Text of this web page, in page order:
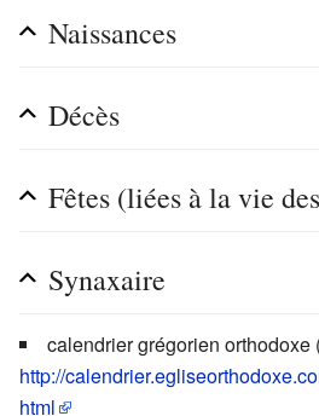
Naissances
Décès
Fêtes (liées à la vie
Synaxaire
calendrier grégorien orthodoxe
http://
html